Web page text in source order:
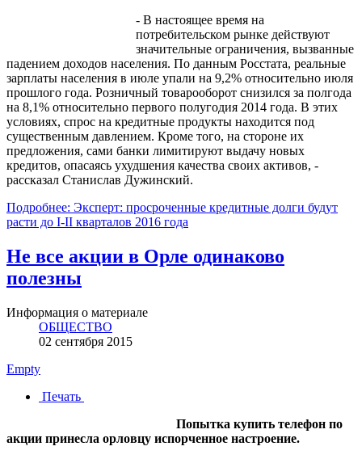
- В настоящее время на
потребительском рынке действуют
значительные ограничения, вызванные
падением доходов населения. По данным Росстата, реальные
зарплаты населения в июле упали на 9,2% относительно июля
прошлого года. Розничный товарооборот снизился за полгода
на 8,1% относительно первого полугодия 2014 года. В этих
условиях, спрос на кредитные продукты находится под
существенным давлением. Кроме того, на стороне их
предложения, сами банки лимитируют выдачу новых
кредитов, опасаясь ухудшения качества своих активов, -
рассказал Станислав Дужинский.
Подробнее: Эксперт: просроченные кредитные долги будут
расти до I-II кварталов 2016 года
Не все акции в Орле одинаково
полезны
Информация о материале
ОБЩЕСТВО
02 сентября 2015
Empty
Печать
Попытка купить телефон по
акции принесла орловцу испорченное настроение.